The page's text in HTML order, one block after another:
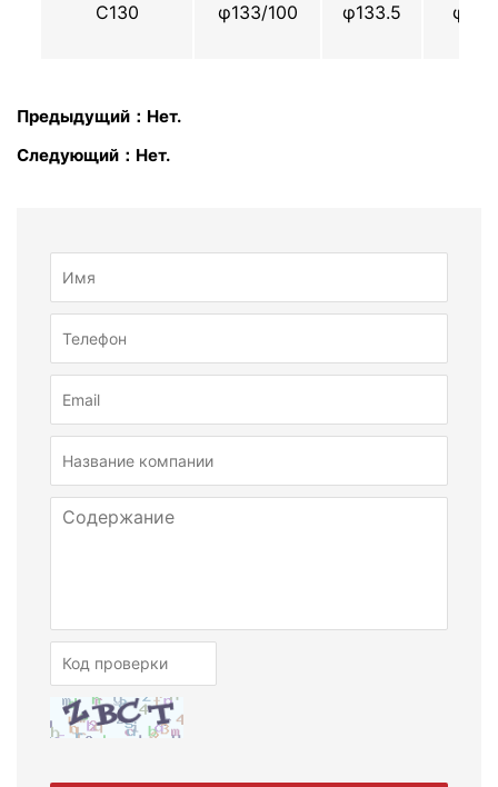
С130 φ133/100 φ133.5 φ129
Предыдущий：Нет.
Следующий：Нет.